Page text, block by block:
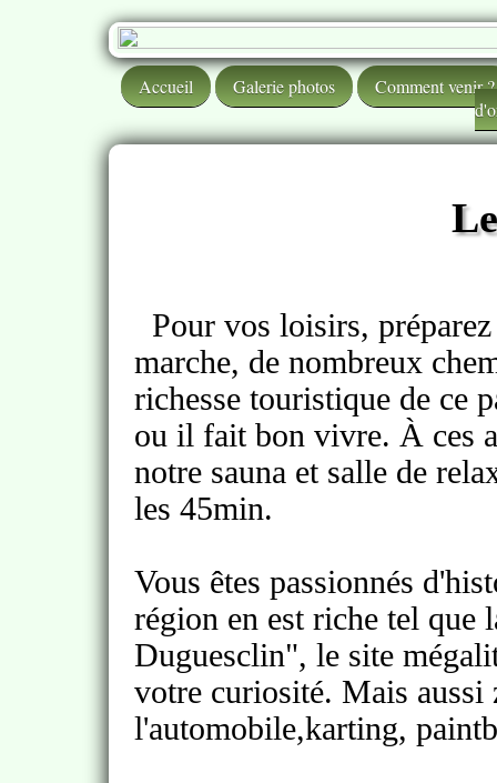
Accueil Galerie photos
Comment venir ?
Pour vos loisirs,
marche, de nombreux
richesse touristique de ce
ou il fait bon vivre. À ces
notre sauna et salle de
les 45min.
Vous êtes passionnés
région en est riche tel que
Duguesclin", le site
votre curiosité. Mais aussi
l'automobile,karting,